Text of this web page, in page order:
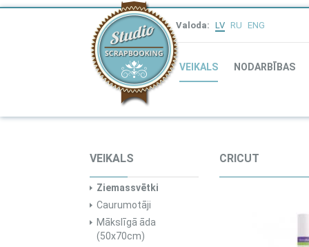
Valoda: LV RU ENG
VEIKALS NODARBĪBAS
VEIKALS
Ziemassvētki
Caurumotāji
Mākslīgā āda
(50x70cm)
CRICUT